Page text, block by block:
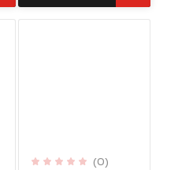
(0)